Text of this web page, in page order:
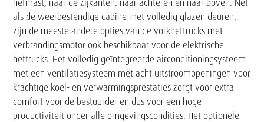
als de weerbestendige cabine met volledig glazen deuren,
zijn de meeste andere opties van de vorkheftrucks met
verbrandingsmotor ook beschikbaar voor de elektrische
heftrucks. Het volledig geïntegreerde airconditioningsysteem
met een ventilatiesysteem met acht uitstroomopeningen voor
krachtige koel- en verwarmingsprestaties zorgt voor extra
comfort voor de bestuurder en dus voor een hoge
productiviteit onder alle omgevingscondities. Het optionele